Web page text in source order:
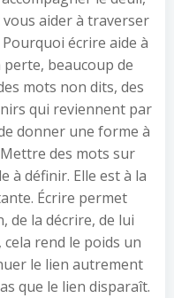
aider à traverser
écrire aide à
perte, beaucoup de
mots non dits, des
qui reviennent par
donner une forme à
des mots sur
à définir. Elle est à la
Écrire permet
de la décrire, de lui
rend le poids un
le lien autrement
que le lien disparaît.